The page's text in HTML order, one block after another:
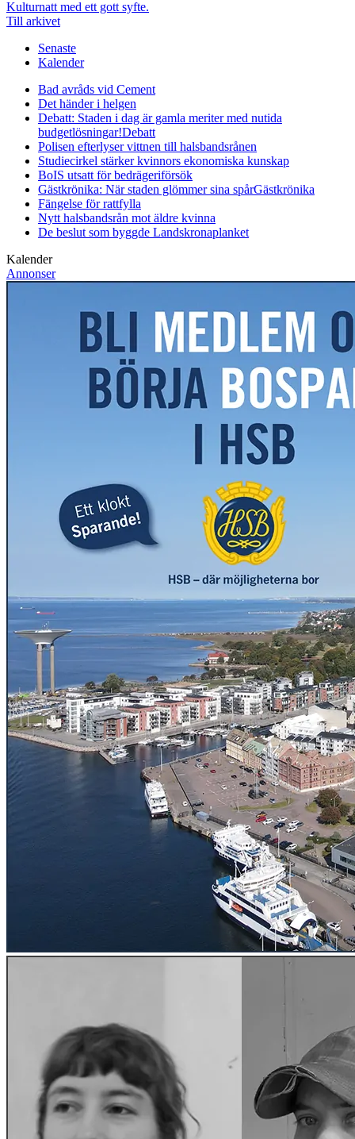
Kulturnatt med ett gott syfte.
Till arkivet
Senaste
Kalender
Bad avråds vid Cement
Det händer i helgen
Debatt: Staden i dag är gamla meriter med nutida
budgetlösningar!Debatt
Polisen efterlyser vittnen till halsbandsrånen
Studiecirkel stärker kvinnors ekonomiska kunskap
BoIS utsatt för bedrägeriförsök
Gästkrönika: När staden glömmer sina spårGästkrönika
Fängelse för rattfylla
Nytt halsbandsrån mot äldre kvinna
De beslut som byggde Landskronaplanket
Kalender
Annonser